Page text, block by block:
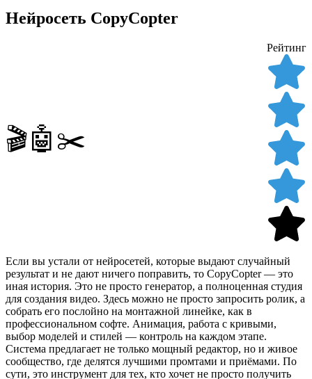
Нейросеть CopyCopter
🎬🤖✂️
Рейтинг
Если вы устали от нейросетей, которые выдают случайный
результат и не дают ничего поправить, то CopyCopter — это
иная история. Это не просто генератор, а полноценная студия
для создания видео. Здесь можно не просто запросить ролик, а
собрать его послойно на монтажной линейке, как в
профессиональном софте. Анимация, работа с кривыми,
выбор моделей и стилей — контроль на каждом этапе.
Система предлагает не только мощный редактор, но и живое
сообщество, где делятся лучшими промтами и приёмами. По
сути, это инструмент для тех, кто хочет не просто получить